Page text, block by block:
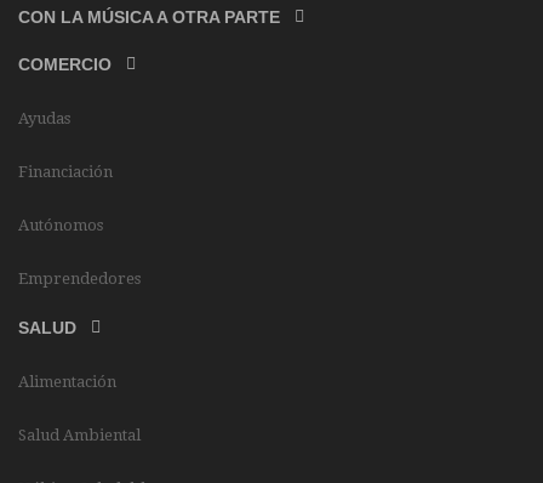
CON LA MÚSICA A OTRA PARTE
COMERCIO
Ayudas
Financiación
Autónomos
Emprendedores
SALUD
Alimentación
Salud Ambiental